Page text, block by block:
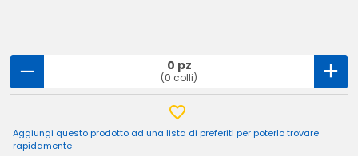
0 pz
(0 colli)
Aggiungi questo prodotto ad una lista di preferiti per poterlo trovare
rapidamente